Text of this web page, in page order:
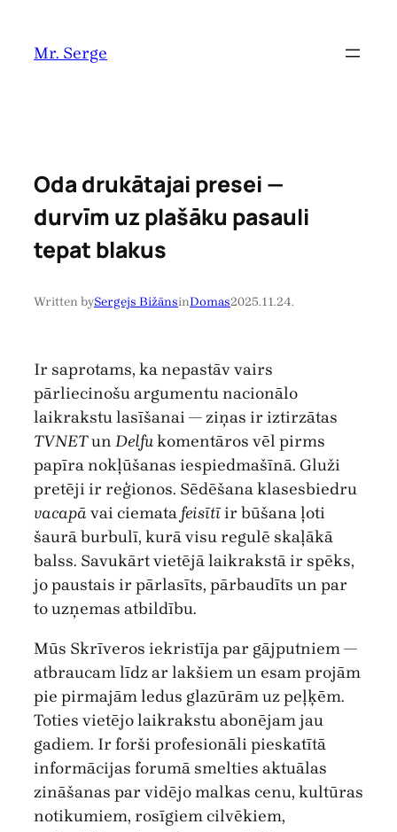
saturu
Mr. Serge
Oda drukātajai presei —
durvīm uz plašāku pasauli
tepat blakus
Written bySergejs BižānsinDomas2025.11.24.
Ir saprotams, ka nepastāv vairs
pārliecinošu argumentu nacionālo
laikrakstu lasīšanai — ziņas ir iztirzātas
TVNETun Delfukomentāros vēl pirms
papīra nokļūšanas iespiedmašīnā. Gluži
pretēji ir reģionos. Sēdēšana klasesbiedru
vacapā vai ciemata feisītīir būšana ļoti
šaurā burbulī, kurā visu regulē skaļākā
balss. Savukārt vietējā laikrakstā ir spēks,
jo paustais ir pārlasīts, pārbaudīts un par
to uzņemas atbildību.
Mūs Skrīveros iekristīja par gājputniem —
atbraucam līdz ar lakšiem un esam projām
pie pirmajām ledus glazūrām uz peļķēm.
Toties vietējo laikrakstu abonējam jau
gadiem. Ir forši profesionāli pieskatītā
informācijas forumā smelties aktuālas
zināšanas par vidējo malkas cenu, kultūras
notikumiem, rosīgiem cilvēkiem,